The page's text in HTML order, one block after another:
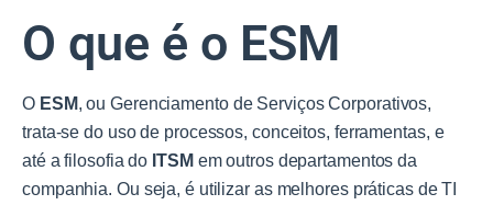
O que é o ESM
O ESM, ou Gerenciamento de Serviços Corporativos,
trata-se do uso de processos, conceitos, ferramentas, e
até a filosofia do ITSM em outros departamentos da
companhia. Ou seja, é utilizar as melhores práticas de TI